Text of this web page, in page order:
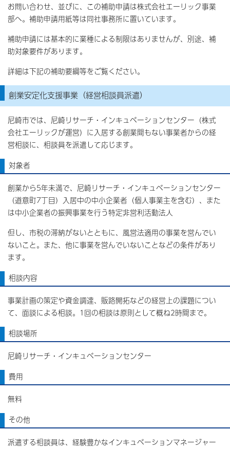
お問い合わせ、並びに、この補助申請は株式会社エーリック事業
部へ。補助申請用紙等は同社事務所に置いています。
補助申請には基本的に業種による制限はありませんが、別途、補
助対象要件があります。
詳細は下記の補助要綱等をご覧ください。
創業安定化支援事業（経営相談員派遣）
尼崎市では、尼崎リサーチ・インキュベーションセンター（株式
会社エーリックが運営）に入居する創業間もない事業者からの経
営相談に、相談員を派遣して応じます。
対象者
創業から5年未満で、尼崎リサーチ・インキュベーションセンター
（道意町7丁目）入居中の中小企業者（個人事業主を含む）、また
は中小企業者の振興事業を行う特定非営利活動法人
但し、市税の滞納がないとともに、風営法適用の事業を営んでい
ないこと。また、他に事業を営んでいないことなどの条件があり
ます。
相談内容
事業計画の策定や資金調達、販路開拓などの経営上の課題につい
て、面談による相談。1回の相談は原則として概ね2時間まで。
相談場所
尼崎リサーチ・インキュベーションセンター
費用
無料
その他
派遣する相談員は、経験豊かなインキュベーションマネージャー